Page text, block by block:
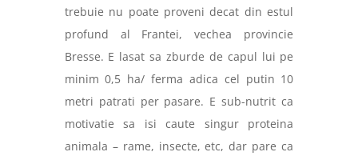
trebuie nu poate proveni decat din estul
profund al Frantei, vechea provincie
Bresse. E lasat sa zburde de capul lui pe
minim 0,5 ha/ ferma adica cel putin 10
metri patrati per pasare. E sub-nutrit ca
motivatie sa isi caute singur proteina
animala – rame, insecte, etc, dar pare ca